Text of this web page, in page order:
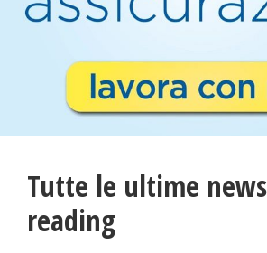
Tutte le ultime
reading